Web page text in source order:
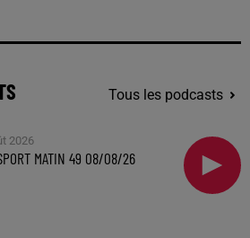
Tous les podcasts
2026
MATIN 49 08/08/26